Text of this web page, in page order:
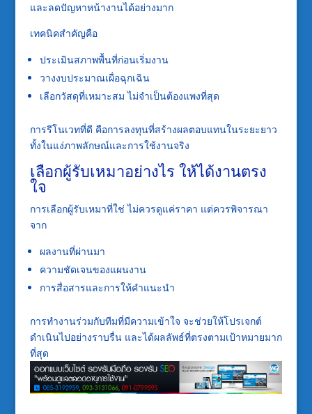
และลดปัญหาหน้างานได้อย่างมาก
เทคนิคสำคัญคือ
ประเมินสภาพพื้นที่ก่อนเริ่มงาน
วางงบประมาณเผื่อฉุกเฉิน
เลือกวัสดุที่เหมาะสม ไม่จำเป็นต้องแพงที่สุด
การรีโนเวทที่ดี คือการลงทุนที่สร้างผลตอบแทนในระยะยาว
ทั้งในแง่ภาพลักษณ์และการใช้งานจริง
เลือกผู้รับเหมาอย่างไร ให้ได้งานตรง
ใจ
การเลือกผู้รับเหมาที่ใช่ ไม่ควรดูแค่ราคา แต่ควรพิจารณา
จาก
ผลงานที่ผ่านมา
ความชัดเจนของแผนงาน
การสื่อสารและการให้คำแนะนำ
การทำงานร่วมกับทีมที่มีความเข้าใจ จะช่วยให้โปรเจกต์
ดำเนินไปอย่างราบรื่น และได้ผลลัพธ์ที่ตรงตามเป้าหมายมาก
ที่สุด